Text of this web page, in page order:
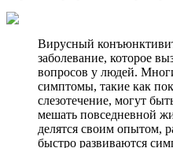
Вирусный
заболевание, которое
вопросов у людей.
симптомы, такие как
слезотечение, могут
мешать повседневной
делятся своим опытом,
быстро развиваются